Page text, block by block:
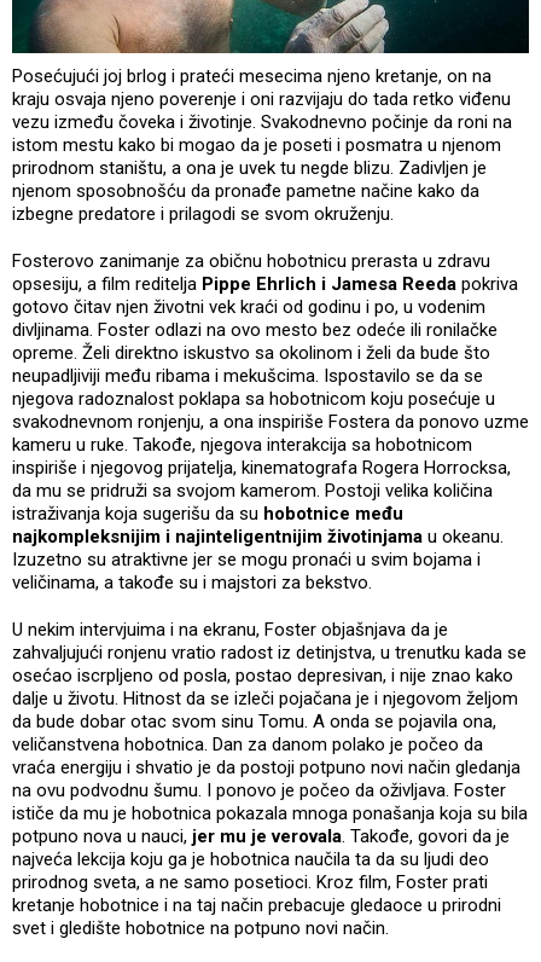
Posećujući joj brlog i prateći mesecima njeno kretanje, on na
kraju osvaja njeno poverenje i oni razvijaju do tada retko viđenu
vezu između čoveka i životinje. Svakodnevno počinje da roni na
istom mestu kako bi mogao da je poseti i posmatra u njenom
prirodnom staništu, a ona je uvek tu negde blizu. Zadivljen je
njenom sposobnošću da pronađe pametne načine kako da
izbegne predatore i prilagodi se svom okruženju.
Fosterovo zanimanje za običnu hobotnicu prerasta u zdravu
opsesiju, a film reditelja Pippe Ehrlich i Jamesa Reeda pokriva
gotovo čitav njen životni vek kraći od godinu i po, u vodenim
divljinama. Foster odlazi na ovo mesto bez odeće ili ronilačke
opreme. Želi direktno iskustvo sa okolinom i želi da bude što
neupadljiviji među ribama i mekušcima. Ispostavilo se da se
njegova radoznalost poklapa sa hobotnicom koju posećuje u
svakodnevnom ronjenju, a ona inspiriše Fostera da ponovo uzme
kameru u ruke. Takođe, njegova interakcija sa hobotnicom
inspiriše i njegovog prijatelja, kinematografa Rogera Horrocksa,
da mu se pridruži sa svojom kamerom. Postoji velika količina
istraživanja koja sugerišu da su hobotnice među
najkompleksnijim i najinteligentnijim životinjama u okeanu.
Izuzetno su atraktivne jer se mogu pronaći u svim bojama i
veličinama, a takođe su i majstori za bekstvo.
U nekim intervjuima i na ekranu, Foster objašnjava da je
zahvaljujući ronjenu vratio radost iz detinjstva, u trenutku kada se
osećao iscrpljeno od posla, postao depresivan, i nije znao kako
dalje u životu. Hitnost da se izleči pojačana je i njegovom željom
da bude dobar otac svom sinu Tomu. A onda se pojavila ona,
veličanstvena hobotnica. Dan za danom polako je počeo da
vraća energiju i shvatio je da postoji potpuno novi način gledanja
na ovu podvodnu šumu. I ponovo je počeo da oživljava. Foster
ističe da mu je hobotnica pokazala mnoga ponašanja koja su bila
potpuno nova u nauci, jer mu je verovala. Takođe, govori da je
najveća lekcija koju ga je hobotnica naučila ta da su ljudi deo
prirodnog sveta, a ne samo posetioci. Kroz film, Foster prati
kretanje hobotnice i na taj način prebacuje gledaoce u prirodni
svet i gledište hobotnice na potpuno novi način.